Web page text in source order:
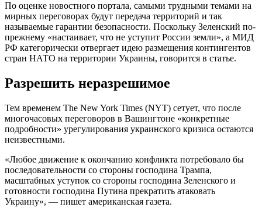
По оценке новостного портала, самыми трудными темами на
мирных переговорах будут передача территорий и так
называемые гарантии безопасности. Поскольку Зеленский по-
прежнему «настаивает, что не уступит России земли», а МИД
РФ категорически отвергает идею размещения контингентов
стран НАТО на территории Украины, говорится в статье.
Разрешить неразрешимое
Тем временем The New York Times (NYT) сетует, что после
многочасовых переговоров в Вашингтоне «конкретные
подробности» урегулирования украинского кризиса остаются
неизвестными.
«Любое движение к окончанию конфликта потребовало бы
последовательности со стороны господина Трампа,
масштабных уступок со стороны господина Зеленского и
готовности господина Путина прекратить атаковать
Украину», — пишет американская газета.